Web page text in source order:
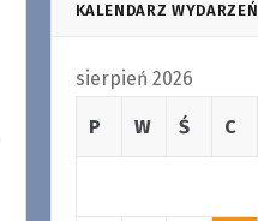
KALENDARZ WYDARZEŃ
sierpień 2026
P W Ś C